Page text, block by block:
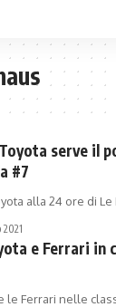
serve il
#7
alla 24 ore di Le
2021
e Ferrari
le Ferrari nelle